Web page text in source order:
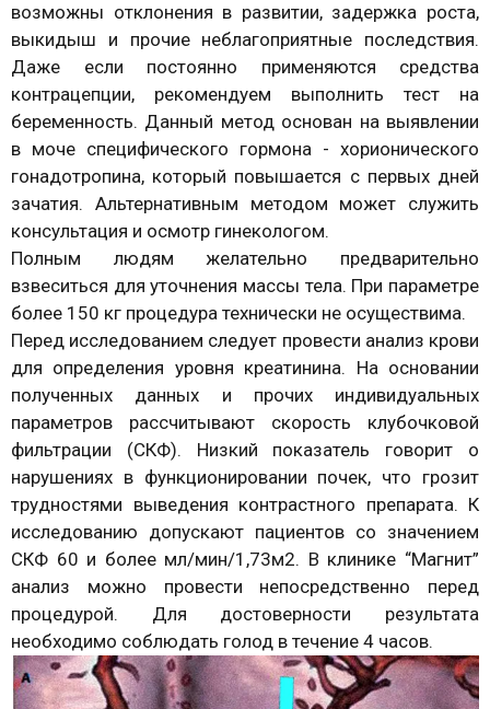
возможны отклонения в развитии, задержка роста,
выкидыш и прочие неблагоприятные последствия.
Даже если постоянно применяются средства
контрацепции, рекомендуем выполнить тест на
беременность. Данный метод основан на выявлении
в моче специфического гормона - хорионического
гонадотропина, который повышается с первых дней
зачатия. Альтернативным методом может служить
консультация и осмотр гинекологом.
Полным людям желательно предварительно
взвеситься для уточнения массы тела. При параметре
более 150 кг процедура технически не осуществима.
Перед исследованием следует провести анализ крови
для определения уровня креатинина. На основании
полученных данных и прочих индивидуальных
параметров рассчитывают скорость клубочковой
фильтрации (СКФ). Низкий показатель говорит о
нарушениях в функционировании почек, что грозит
трудностями выведения контрастного препарата. К
исследованию допускают пациентов со значением
СКФ 60 и более мл/мин/1,73м2. В клинике “Магнит”
анализ можно провести непосредственно перед
процедурой. Для достоверности результата
необходимо соблюдать голод в течение 4 часов.